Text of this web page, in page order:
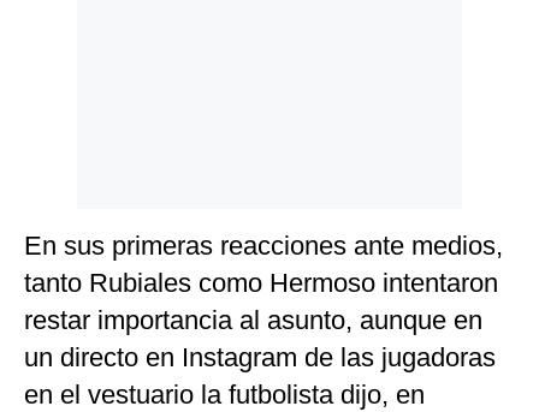
En sus primeras reacciones ante medios,
tanto Rubiales como Hermoso intentaron
restar importancia al asunto, aunque en
un directo en Instagram de las jugadoras
en el vestuario la futbolista dijo, en